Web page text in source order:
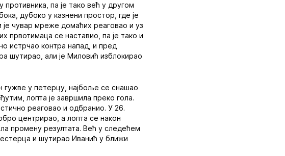
па је тако већ у другом
дубоко у казнени простор, где је
је чувар мреже домаћих реаговао и уз
првотимаца се наставио, па је тако и
истрчао контра напад, и пред
шутирао, али је Миловић изблокирао
гужве у петерцу, најбоље се снашао
лопта је завршила преко гола.
реаговао и одбранио. У 26.
центрирао, а лопта се након
промену резултата. Већ у следећем
и шутирао Иванић у ближи